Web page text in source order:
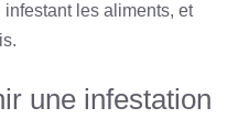
les aliments, et
une infestation